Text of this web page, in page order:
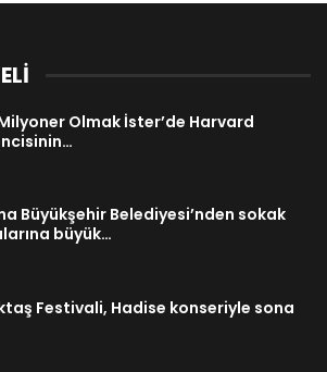
Olmak İster’de Harvard
Büyükşehir Belediyesi’nden sokak
büyük…
Festivali, Hadise konseriyle sona